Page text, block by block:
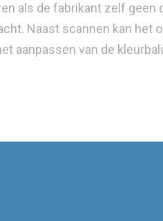
als de fabrikant zelf geen
Naast scannen kan het
aanpassen van de